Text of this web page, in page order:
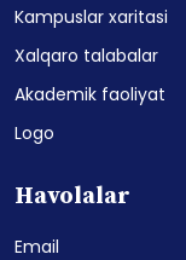
Kampuslar xaritasi
Xalqaro talabalar
Akademik faoliyat
Logo
Havolalar
Email